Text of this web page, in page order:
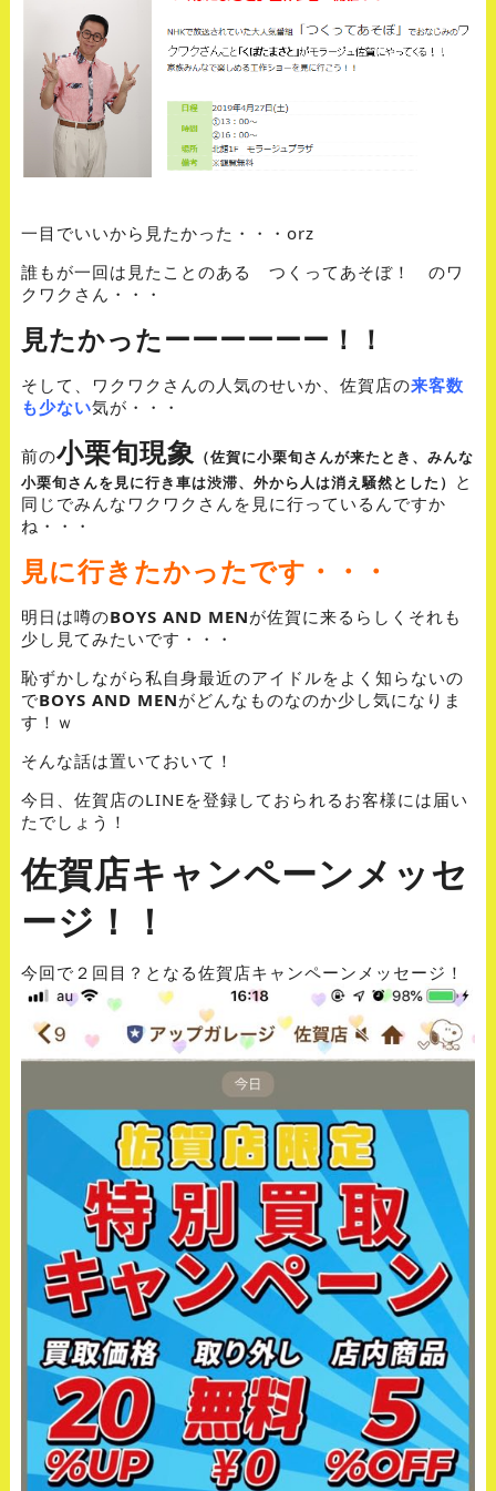
一目でいいから見たかった・・・orz
誰もが一回は見たことのある つくってあそぼ！ のワ
クワクさん・・・
見たかったーーーーーー！！
そして、ワクワクさんの人気のせいか、佐賀店の来客数
も少ない気が・・・
前の小栗旬現象（佐賀に小栗旬さんが来たとき、みんな
小栗旬さんを見に行き車は渋滞、外から人は消え騒然とした）
と
同じでみんなワクワクさんを見に行っているんですか
ね・・・
見に行きたかったです・・・
明日は噂のBOYS AND MENが佐賀に来るらしくそれも
少し見てみたいです・・・
恥ずかしながら私自身最近のアイドルをよく知らないの
でBOYS AND MENがどんなものなのか少し気になりま
す！ｗ
そんな話は置いておいて！
今日、佐賀店のLINEを登録しておられるお客様には届い
たでしょう！
佐賀店キャンペーンメッセ
ージ！！
今回で２回目？となる佐賀店キャンペーンメッセージ！